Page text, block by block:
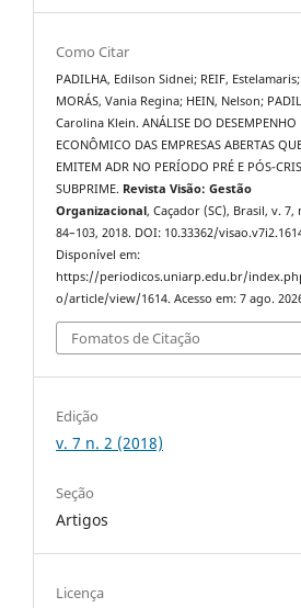
Como Citar
PADILHA, Edilson Sidnei; REIF, Estelamaris;
MORÁS, Vania Regina; HEIN, Nelson;
Carolina Klein. ANÁLISE DO DESEMPENHO
ECONÔMICO DAS EMPRESAS ABERTAS
EMITEM ADR NO PERÍODO PRÉ E PÓS-
SUBPRIME. Revista Visão: Gestão
Organizacional, Caçador (SC), Brasil, v. 7,
84–103, 2018. DOI: 10.33362/
Disponível em:
https://periodicos.uniarp.edu.br/
o/article/view/1614. Acesso em: 7 ago.
Fomatos de Citação
Edição
v. 7 n. 2 (2018)
Seção
Artigos
Licença